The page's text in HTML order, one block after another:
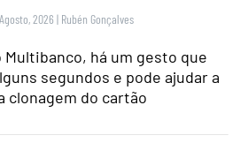
2026 | Rubén Gonçalves
Multibanco, há um gesto que
segundos e pode ajudar a
clonagem do cartão